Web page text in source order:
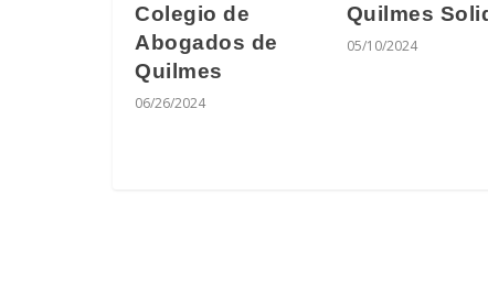
Colegio de
Abogados de
Quilmes
06/26/2024
Quilmes
05/10/2024